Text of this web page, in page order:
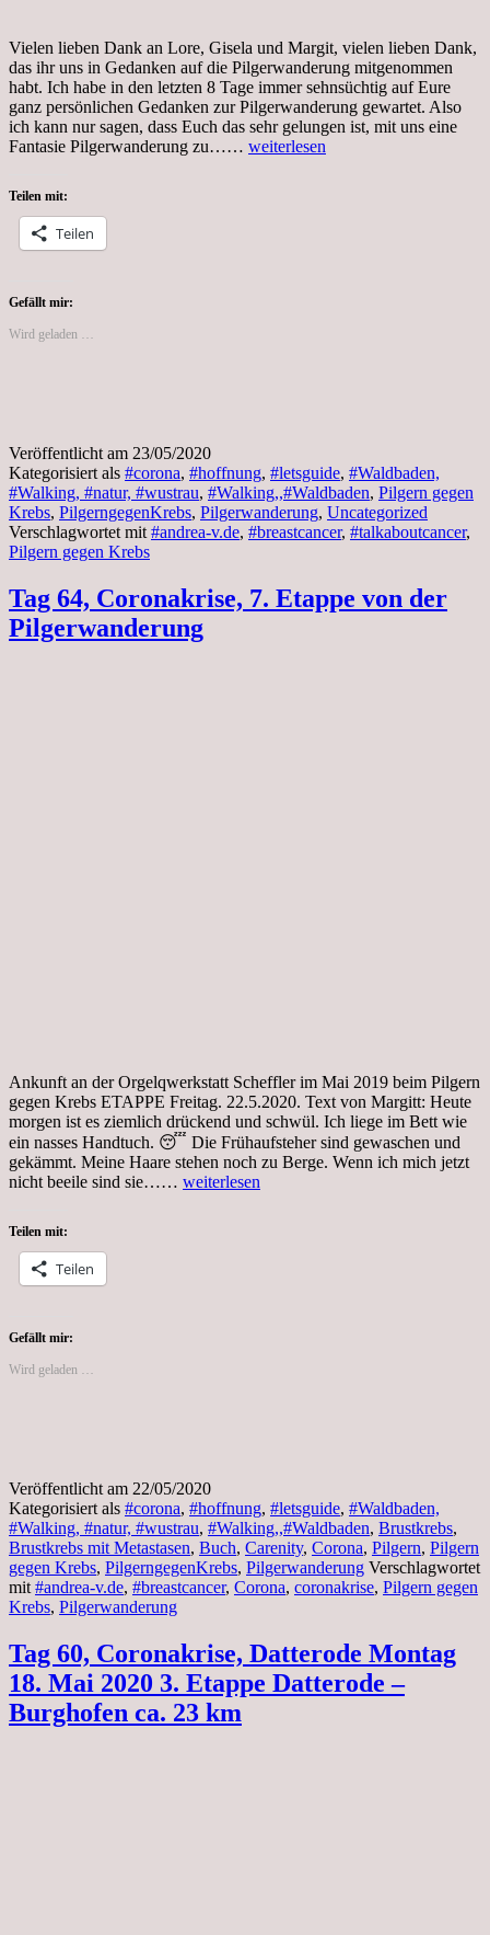
Vielen lieben Dank an Lore, Gisela und Margit, vielen lieben Dank,
das ihr uns in Gedanken auf die Pilgerwanderung mitgenommen
habt. Ich habe in den letzten 8 Tage immer sehnsüchtig auf Eure
ganz persönlichen Gedanken zur Pilgerwanderung gewartet. Also
ich kann nur sagen, dass Euch das sehr gelungen ist, mit uns eine
Fantasie Pilgerwanderung zu…… Tag
weiterlesen
Teilen mit:
Teilen
Gefällt mir:
Wird geladen …
Veröffentlicht am 23/05/2020
Kategorisiert als #corona, #hoffnung, #letsguide, #Waldbaden,
#Walking, #natur, #wustrau, #Walking,,#Waldbaden, Pilgern gegen
Krebs, PilgerngegenKrebs, Pilgerwanderung, Uncategorized
Verschlagwortet mit #andrea-v.de, #breastcancer, #talkaboutcancer,
Pilgern gegen Krebs
Tag 64, Coronakrise, 7. Etappe von der
Pilgerwanderung
Ankunft an der Orgelqwerkstatt Scheffler im Mai 2019 beim Pilgern
gegen Krebs ETAPPE Freitag. 22.5.2020. Text von Margitt: Heute
morgen ist es ziemlich drückend und schwül. Ich liege im Bett wie
ein nasses Handtuch. 😴 Die Frühaufsteher sind gewaschen und
gekämmt. Meine Haare stehen noch zu Berge. Wenn ich mich jetzt
nicht beeile sind sie…… Tag
weiterlesen
Teilen mit:
Teilen
Gefällt mir:
Wird geladen …
Veröffentlicht am 22/05/2020
Kategorisiert als #corona, #hoffnung, #letsguide, #Waldbaden,
#Walking, #natur, #wustrau, #Walking,,#Waldbaden, Brustkrebs,
Brustkrebs mit Metastasen, Buch, Carenity, Corona, Pilgern, Pilgern
gegen Krebs, PilgerngegenKrebs, Pilgerwanderung Verschlagwortet
mit #andrea-v.de, #breastcancer, Corona, coronakrise, Pilgern gegen
Krebs, Pilgerwanderung
Tag 60, Coronakrise, Datterode Montag
18. Mai 2020 3. Etappe Datterode –
Burghofen ca. 23 km